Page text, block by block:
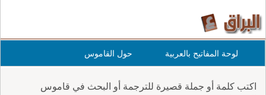
لوحة المفاتيح بالعربية حول القاموس
اكتب كلمة أو جملة قصيرة للترجمة أو البحث في قاموس